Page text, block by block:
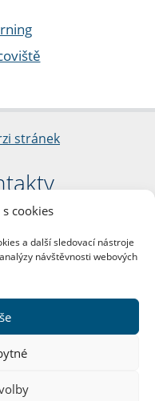
cookies
a další sledovací nástroje
návštěvnosti webových
stránek
1/2
1